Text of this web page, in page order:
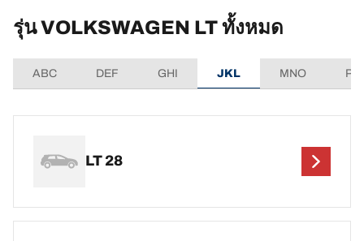
รุ่น VOLKSWAGEN LT ทั้งหมด
ABC DEF GHI JKL MNO
LT 28